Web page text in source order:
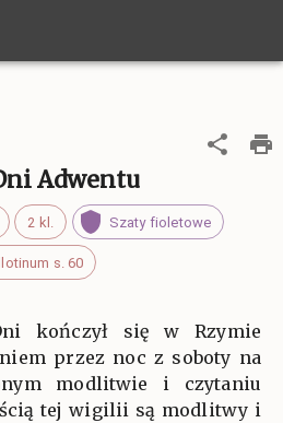
Adwentu
2 kl. Szaty fioletowe
s. 60
kończył się w Rzymie
przez noc z soboty na
modlitwie i czytaniu
tej wigilii są modlitwy i